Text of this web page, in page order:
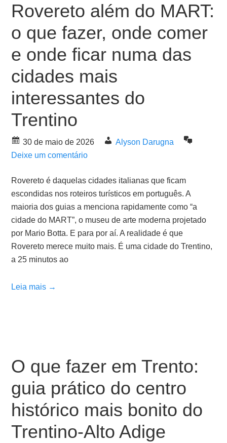
Rovereto além do MART:
o que fazer, onde comer
e onde ficar numa das
cidades mais
interessantes do
Trentino
30 de maio de 2026
Alyson Darugna
Deixe um comentário
Rovereto é daquelas cidades italianas que ficam
escondidas nos roteiros turísticos em português. A
maioria dos guias a menciona rapidamente como “a
cidade do MART”, o museu de arte moderna projetado
por Mario Botta. E para por aí. A realidade é que
Rovereto merece muito mais. É uma cidade do Trentino,
a 25 minutos ao
Leia mais →
O que fazer em Trento:
guia prático do centro
histórico mais bonito do
Trentino-Alto Adige